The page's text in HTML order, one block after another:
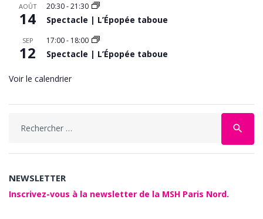
AOÛT
14
20:30-21:30
Spectacle | L’Épopée taboue
SEP
12
17:00- 18:00
Spectacle | L’Épopée taboue
Voir le calendrier
search
NEWSLETTER
Inscrivez-vous à la newsletter de la MSH Paris Nord.